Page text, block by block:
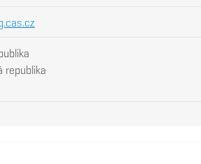
republika